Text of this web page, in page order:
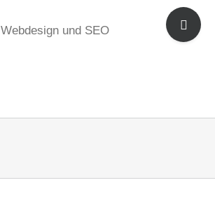
Webdesign und SEO
Toggle
Sliding
Bar